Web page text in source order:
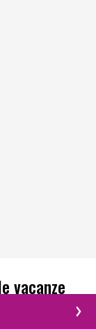
vacanze